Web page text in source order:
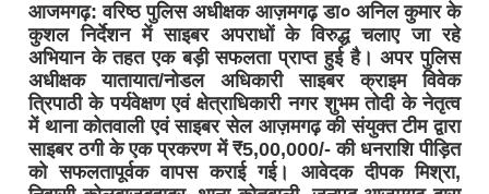
आजमगढ़: वरिष्ठ पुलिस अधीक्षक आज़मगढ़ डा० अनिल कुमार के
कुशल निर्देशन में साइबर अपराधों के विरुद्ध चलाए जा रहे
अभियान के तहत एक बड़ी सफलता प्राप्त हुई है। अपर पुलिस
अधीक्षक यातायात/नोडल अधिकारी साइबर क्राइम विवेक
त्रिपाठी के पर्यवेक्षण एवं क्षेत्राधिकारी नगर शुभम तोदी के नेतृत्व
में थाना कोतवाली एवं साइबर सेल आज़मगढ़ की संयुक्त टीम द्वारा
साइबर ठगी के एक प्रकरण में ₹5,00,000/- की धनराशि पीड़ित
को सफलतापूर्वक वापस कराई गई। आवेदक दीपक मिश्रा,